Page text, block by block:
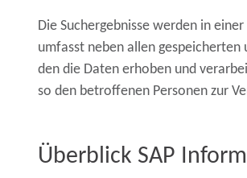
Die Suchergebnisse werden in
umfasst neben allen gespeicherten
den die Daten erhoben und
so den betroffenen Personen zur
Überblick SAP